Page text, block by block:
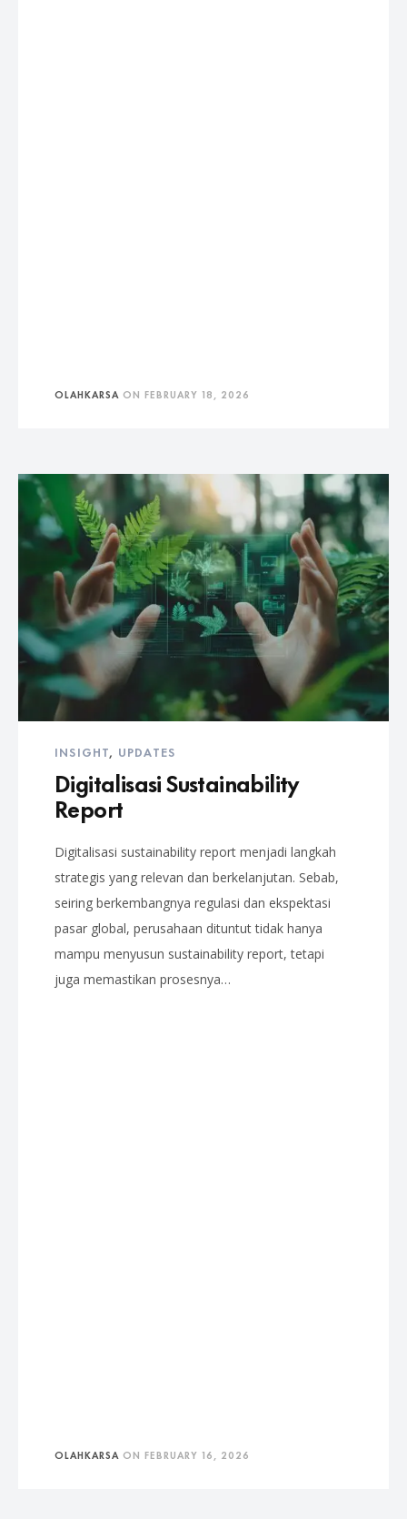
OLAHKARSA ON FEBRUARY 18, 2026
INSIGHT, UPDATES
Digitalisasi Sustainability
Report
Digitalisasi sustainability report menjadi langkah
strategis yang relevan dan berkelanjutan. Sebab,
seiring berkembangnya regulasi dan ekspektasi
pasar global, perusahaan dituntut tidak hanya
mampu menyusun sustainability report, tetapi
juga memastikan prosesnya…
OLAHKARSA ON FEBRUARY 16, 2026